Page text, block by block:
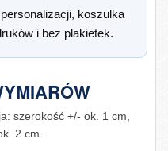
koszulka
i bez plakietek.
szerokość +/- ok. 1 cm,
2 cm.